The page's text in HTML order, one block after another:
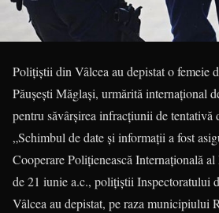
Polițiștii din Vâlcea au depistat o femeie
Păușești Măglași, urmărită internațional
pentru săvârșirea infracțiunii de tentativă
„Schimbul de date și informații a fost
Cooperare Poliţienească Internaţională
de 21 iunie a.c., polițiștii Inspectoratului
Vâlcea au depistat, pe raza municipiului